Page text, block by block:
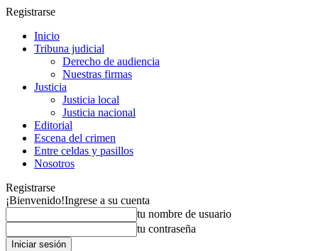
Registrarse
Inicio
Tribuna judicial
Derecho de audiencia
Nuestras firmas
Justicia
Justicia local
Justicia nacional
Editorial
Escena del crimen
Entre celdas y pasillos
Nosotros
Registrarse
¡Bienvenido!Ingrese a su cuenta
tu nombre de usuario
tu contraseña